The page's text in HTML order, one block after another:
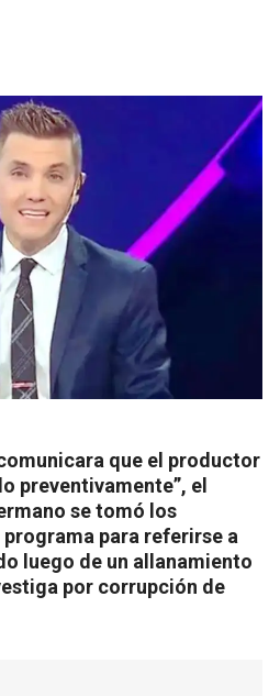
que el productor
preventivamente”, el
se tomó los
para referirse a
luego de un allanamiento
por corrupción de